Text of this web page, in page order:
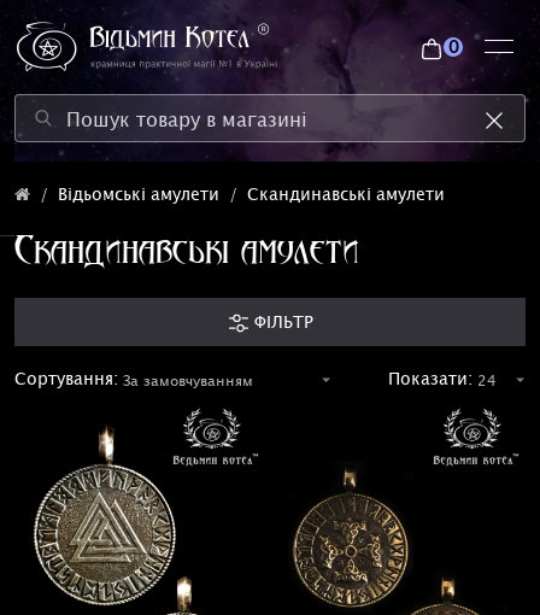
0
Відьомські амулети Скандинавські амулети
Скандинавські амулети
ФІЛЬТР
Сортування: Показати: